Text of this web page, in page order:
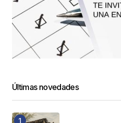
Últimas novedades